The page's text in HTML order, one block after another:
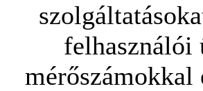
felhasználói
mérőszámokkal